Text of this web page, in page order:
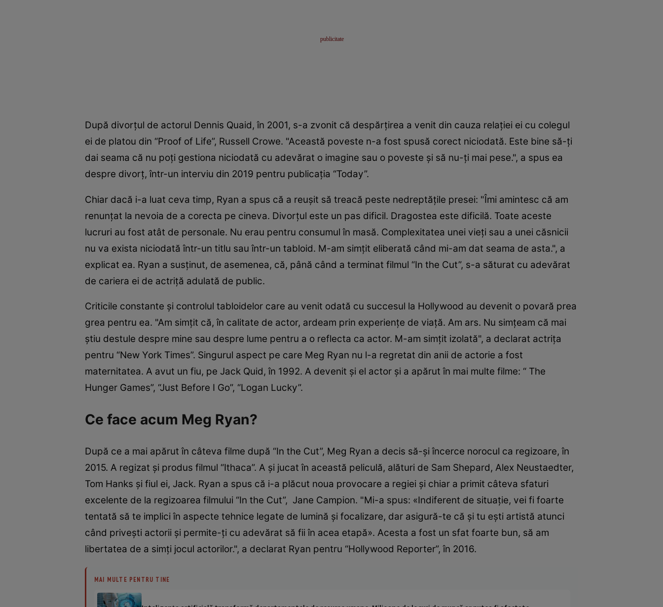
După divorţul de actorul Dennis Quaid, în 2001, s-a zvonit că despărţirea a venit din cauza relaţiei ei cu colegul
ei de platou din “Proof of Life”, Russell Crowe. "Această poveste n-a fost spusă corect niciodată. Este bine să-ţi
dai seama că nu poţi gestiona niciodată cu adevărat o imagine sau o poveste şi să nu-ţi mai pese.", a spus ea
despre divorţ, într-un interviu din 2019 pentru publicaţia “Today”.
Chiar dacă i-a luat ceva timp, Ryan a spus că a reuşit să treacă peste nedreptăţile presei: "Îmi amintesc că am
renunţat la nevoia de a corecta pe cineva. Divorţul este un pas dificil. Dragostea este dificilă. Toate aceste
lucruri au fost atât de personale. Nu erau pentru consumul în masă. Complexitatea unei vieţi sau a unei căsnicii
nu va exista niciodată într-un titlu sau într-un tabloid. M-am simţit eliberată când mi-am dat seama de asta.", a
explicat ea. Ryan a susţinut, de asemenea, că, până când a terminat filmul “In the Cut”, s-a săturat cu adevărat
de cariera ei de actriţă adulată de public.
Criticile constante şi controlul tabloidelor care au venit odată cu succesul la Hollywood au devenit o povară prea
grea pentru ea. "Am simţit că, în calitate de actor, ardeam prin experienţe de viaţă. Am ars. Nu simţeam că mai
ştiu destule despre mine sau despre lume pentru a o reflecta ca actor. M-am simţit izolată", a declarat actriţa
pentru “New York Times”. Singurul aspect pe care Meg Ryan nu l-a regretat din anii de actorie a fost
maternitatea. A avut un fiu, pe Jack Quid, în 1992. A devenit şi el actor şi a apărut în mai multe filme: “ The
Hunger Games”, “Just Before I Go”, “Logan Lucky”.
Ce face acum Meg Ryan?
După ce a mai apărut în câteva filme după “In the Cut”, Meg Ryan a decis să-şi încerce norocul ca regizoare, în
2015. A regizat şi produs filmul “Ithaca”. A şi jucat în această peliculă, alături de Sam Shepard, Alex Neustaedter,
Tom Hanks şi fiul ei, Jack. Ryan a spus că i-a plăcut noua provocare a regiei şi chiar a primit câteva sfaturi
excelente de la regizoarea filmului “In the Cut”, Jane Campion. "Mi-a spus: «Indiferent de situaţie, vei fi foarte
tentată să te implici în aspecte tehnice legate de lumină şi focalizare, dar asigură-te că şi tu eşti artistă atunci
când priveşti actorii şi permite-ţi cu adevărat să fii în acea etapă». Acesta a fost un sfat foarte bun, să am
libertatea de a simţi jocul actorilor.", a declarat Ryan pentru “Hollywood Reporter”, în 2016.
MAI MULTE PENTRU TINE